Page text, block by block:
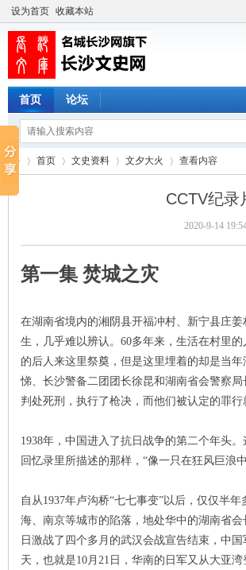
设为首页 收藏本站
首页 论坛
首页 文史资料 文夕大火 查看内容
CCTV纪录
2020-9-14
第一集 焚城之灾
在湖南省境内的湘阴县开福冲村、新宁县庄
生，几乎难以辨认。60多年来，生活在村里
的后人来这里祭奠，但是这里埋着的却是当
悌、长沙警备二团团长徐昆和湖南省会警察
判处死刑，执行了枪决，而他们被认定的罪
1938年，中国进入了抗日战争的第二个年头
回忆录里所描述的那样，“像一只在狂风巨浪
自从1937年卢沟桥“七七事变”以后，仅仅半
海、南京等城市的陷落，地处华中的湖南省
日激战了四个多月的武汉会战宣告结束，中
天，也就是10月21日，华南的日军又从大亚